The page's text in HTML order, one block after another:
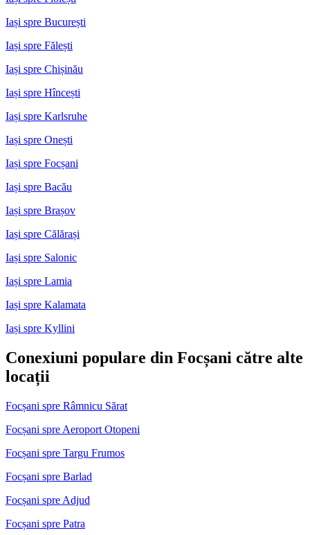
Iași spre București
Iași spre Fălești
Iași spre Chișinău
Iași spre Hîncești
Iași spre Karlsruhe
Iași spre Onești
Iași spre Focșani
Iași spre Bacău
Iași spre Brașov
Iași spre Călărași
Iași spre Salonic
Iași spre Lamia
Iași spre Kalamata
Iași spre Kyllini
Conexiuni populare din Focșani către alte
locații
Focșani spre Râmnicu Sărat
Focșani spre Aeroport Otopeni
Focșani spre Targu Frumos
Focșani spre Barlad
Focșani spre Adjud
Focșani spre Patra